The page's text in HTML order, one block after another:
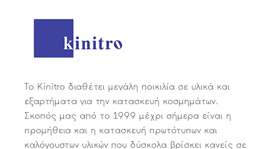
Το Kinitro διαθέτει μεγάλη ποικιλία σε υλικά και
εξαρτήματα για την κατασκευή κοσμημάτων.
Σκοπός μας από το 1999 μέχρι σήμερα είναι η
προμήθεια και η κατασκευή πρωτότυπων και
καλόγουστων υλικών που δύσκολα βρίσκει κανείς σε